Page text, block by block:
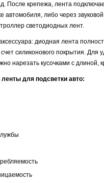
После крепежа, лента
автомобиля, либо через
светодиодных лент.
диодная лента
силиконового покрытия. Для
нарезать кусочками с длиной,
для подсветки авто: